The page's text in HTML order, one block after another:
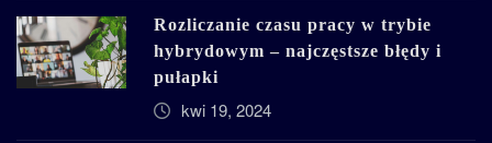
Rozliczanie czasu pracy w trybie
hybrydowym – najczęstsze błędy i
pułapki
kwi 19, 2024